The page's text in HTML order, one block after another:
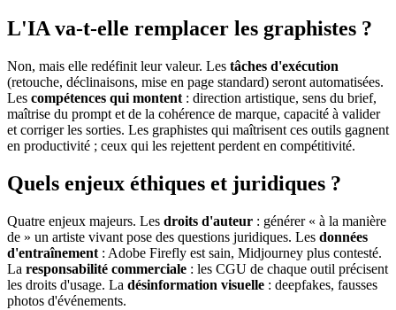
L'IA va-t-elle remplacer les graphistes ?
Non, mais elle redéfinit leur valeur. Les tâches d'exécution
(retouche, déclinaisons, mise en page standard) seront automatisées.
Les compétences qui montent : direction artistique, sens du brief,
maîtrise du prompt et de la cohérence de marque, capacité à valider
et corriger les sorties. Les graphistes qui maîtrisent ces outils gagnent
en productivité ; ceux qui les rejettent perdent en compétitivité.
Quels enjeux éthiques et juridiques ?
Quatre enjeux majeurs. Les droits d'auteur : générer « à la manière
de » un artiste vivant pose des questions juridiques. Les données
d'entraînement : Adobe Firefly est sain, Midjourney plus contesté.
La responsabilité commerciale : les CGU de chaque outil précisent
les droits d'usage. La désinformation visuelle : deepfakes, fausses
photos d'événements.